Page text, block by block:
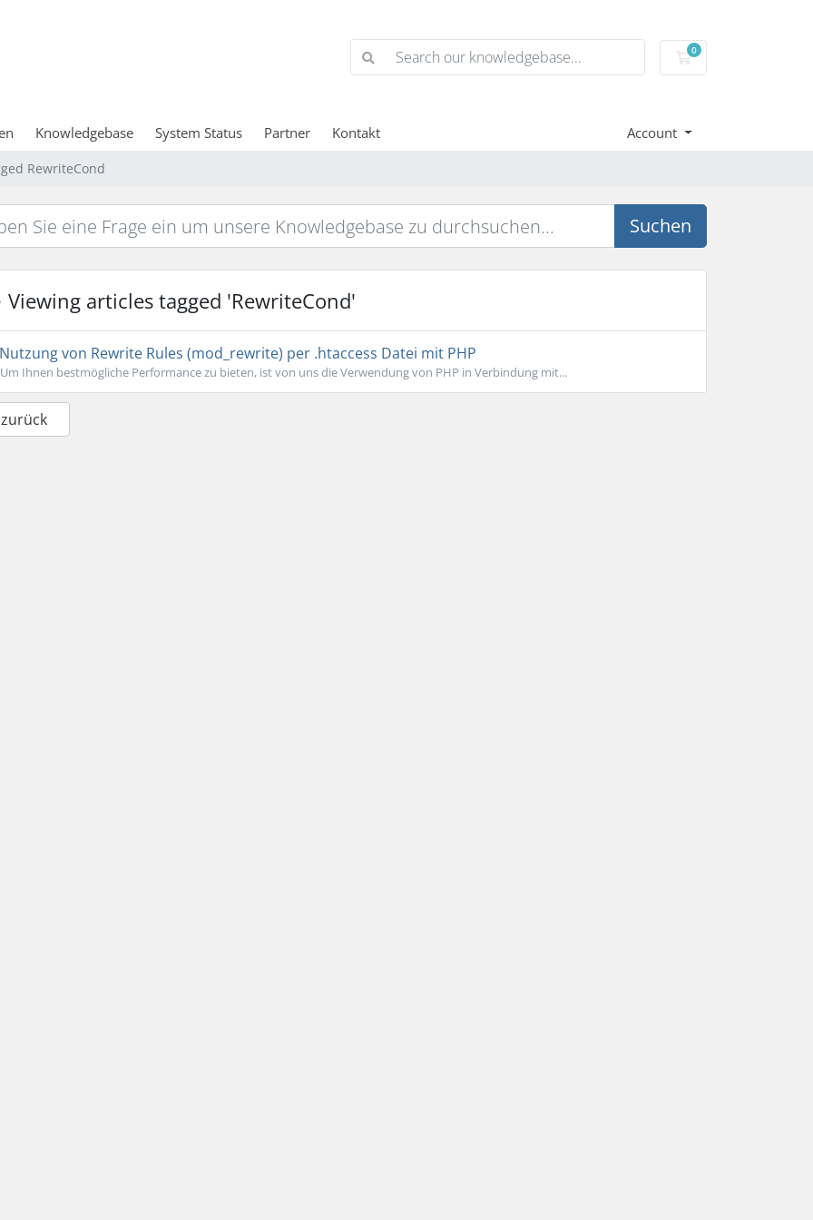
0
Mein Warenkorb
Knowledgebase System Status Partner Kontakt Account
RewriteCond
Suchen
Viewing articles tagged 'RewriteCond'
von Rewrite Rules (mod_rewrite) per .htaccess Datei mit PHP
Um Ihnen bestmögliche Performance zu bieten, ist von uns die Verwendung von PHP in Verbindung mit...